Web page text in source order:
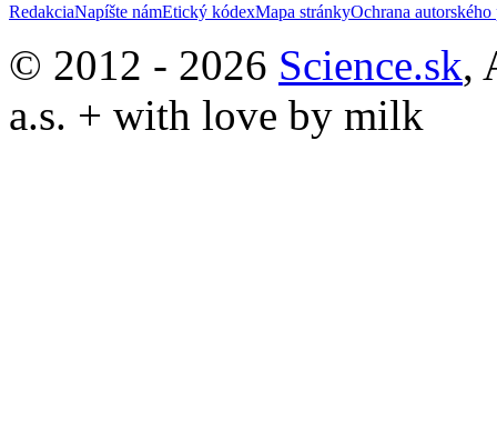
RedakciaNapíšte námEtický kódexMapa stránkyOchrana autorského
© 2012 - 2026 Science.sk,
a.s. + with love by milk